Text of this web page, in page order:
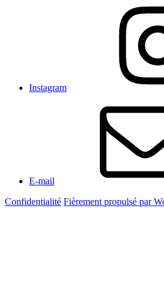
Instagram
E-mail
Confidentialité Fièrement propulsé par